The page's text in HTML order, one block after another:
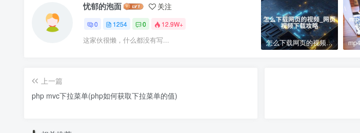
忧郁的泡面 关注
0 1254 0 12.9W+
这家伙很懒，什么都没有写... 怎么下载网页的视频_网页视频下载攻略
上一篇
php mvc下拉菜单(php如何获取下拉菜单的值)